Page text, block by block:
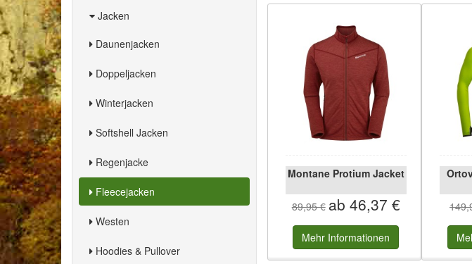
Jacken
Daunenjacken
Doppeljacken
Winterjacken
Softshell Jacken
Regenjacke
Fleecejacken
Westen
Hoodies & Pullover
Montane Protium Jacket
89,95 € ab 46,37 €
Mehr Informationen